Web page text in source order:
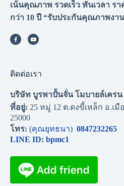
เน้นคุณภาพ รวดเร็ว ทันเวลา รา
กว่า 10 ปี “รับประกันคุณภาพงา
ติดต่อเรา
บริษัท บูรพาปั้นจั่น โมบายล์เครน
ที่อยู่: 25 หมู่ 12 ต.ดงขี้เหล็ก อ.เ
25000
โทร: (คุณยุทธนา) 0847232265
LINE ID: bpmc1